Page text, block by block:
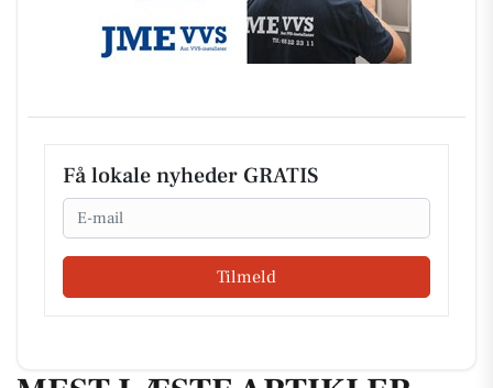
Få lokale nyheder GRATIS
Email
Tilmeld